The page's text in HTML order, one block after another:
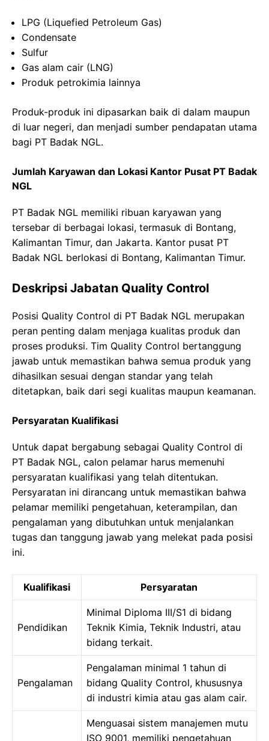
LPG (Liquefied Petroleum Gas)
Condensate
Sulfur
Gas alam cair (LNG)
Produk petrokimia lainnya
Produk-produk ini dipasarkan baik di dalam maupun
di luar negeri, dan menjadi sumber pendapatan utama
bagi PT Badak NGL.
Jumlah Karyawan dan Lokasi Kantor Pusat PT Badak
NGL
PT Badak NGL memiliki ribuan karyawan yang
tersebar di berbagai lokasi, termasuk di Bontang,
Kalimantan Timur, dan Jakarta. Kantor pusat PT
Badak NGL berlokasi di Bontang, Kalimantan Timur.
Deskripsi Jabatan Quality Control
Posisi Quality Control di PT Badak NGL merupakan
peran penting dalam menjaga kualitas produk dan
proses produksi. Tim Quality Control bertanggung
jawab untuk memastikan bahwa semua produk yang
dihasilkan sesuai dengan standar yang telah
ditetapkan, baik dari segi kualitas maupun keamanan.
Persyaratan Kualifikasi
Untuk dapat bergabung sebagai Quality Control di
PT Badak NGL, calon pelamar harus memenuhi
persyaratan kualifikasi yang telah ditentukan.
Persyaratan ini dirancang untuk memastikan bahwa
pelamar memiliki pengetahuan, keterampilan, dan
pengalaman yang dibutuhkan untuk menjalankan
tugas dan tanggung jawab yang melekat pada posisi
ini.
Kualifikasi Persyaratan
Pendidikan
Minimal Diploma III/S1 di bidang
Teknik Kimia, Teknik Industri, atau
bidang terkait.
Pengalaman
Pengalaman minimal 1 tahun di
bidang Quality Control, khususnya
di industri kimia atau gas alam cair.
Menguasai sistem manajemen mutu
ISO 9001, memiliki pengetahuan